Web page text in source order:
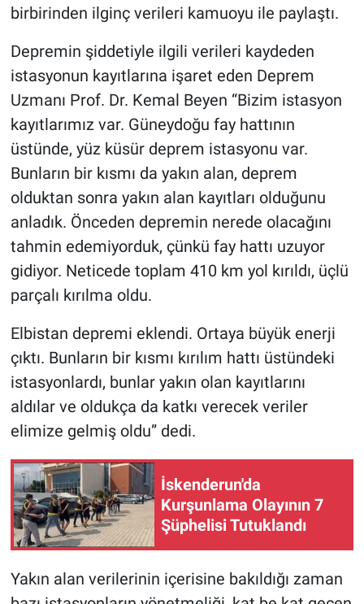
birbirinden ilginç verileri kamuoyu ile paylaştı.
Depremin şiddetiyle ilgili verileri kaydeden
istasyonun kayıtlarına işaret eden Deprem
Uzmanı Prof. Dr. Kemal Beyen “Bizim istasyon
kayıtlarımız var. Güneydoğu fay hattının
üstünde, yüz küsür deprem istasyonu var.
Bunların bir kısmı da yakın alan, deprem
olduktan sonra yakın alan kayıtları olduğunu
anladık. Önceden depremin nerede olacağını
tahmin edemiyorduk, çünkü fay hattı uzuyor
gidiyor. Neticede toplam 410 km yol kırıldı, üçlü
parçalı kırılma oldu.
Elbistan depremi eklendi. Ortaya büyük enerji
çıktı. Bunların bir kısmı kırılım hattı üstündeki
istasyonlardı, bunlar yakın olan kayıtlarını
aldılar ve oldukça da katkı verecek veriler
elimize gelmiş oldu” dedi.
İskenderun'da
Kurşunlama Olayının 7
Şüphelisi Tutuklandı
Yakın alan verilerinin içerisine bakıldığı zaman